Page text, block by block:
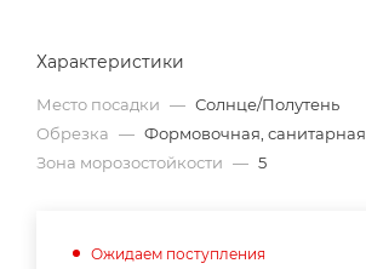
Характеристики
Место посадки — Солнце/Полутень
Обрезка — Формовочная, санитарная
Зона морозостойкости — 5
Ожидаем поступления